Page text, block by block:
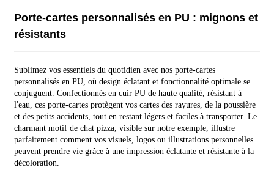
Porte-cartes personnalisés en PU : mignons et
résistants
Sublimez vos essentiels du quotidien avec nos porte-cartes
personnalisés en PU, où design éclatant et fonctionnalité optimale se
conjuguent. Confectionnés en cuir PU de haute qualité, résistant à
l'eau, ces porte-cartes protègent vos cartes des rayures, de la poussière
et des petits accidents, tout en restant légers et faciles à transporter. Le
charmant motif de chat pizza, visible sur notre exemple, illustre
parfaitement comment vos visuels, logos ou illustrations personnelles
peuvent prendre vie grâce à une impression éclatante et résistante à la
décoloration.